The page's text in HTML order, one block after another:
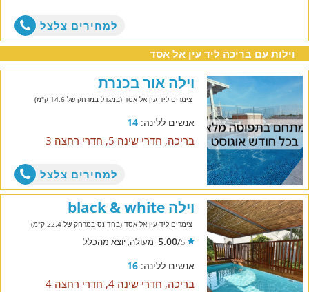
למחירים צלצל
וילות עם בריכה ליד עין אל אסד
וילה אור בכנרת
צימרים ליד עין אל אסד (במגדל במרחק של 14.6 ק"מ)
אנשים ללינה:14
בריכה, חדרי שינה 5, חדרי רחצה 3
למחירים צלצל
וילה black & white
צימרים ליד עין אל אסד (בחד נס במרחק של 22.4 ק"מ)
5
/
5.00 מעולה, יוצא מהכלל
אנשים ללינה:16
בריכה, חדרי שינה 4, חדרי רחצה 4